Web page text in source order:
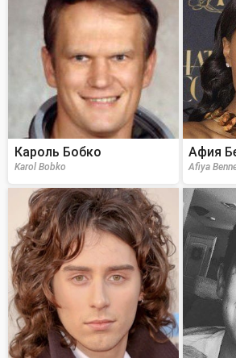
Кароль Бобко
Karol Bobko
Афия
Afiya